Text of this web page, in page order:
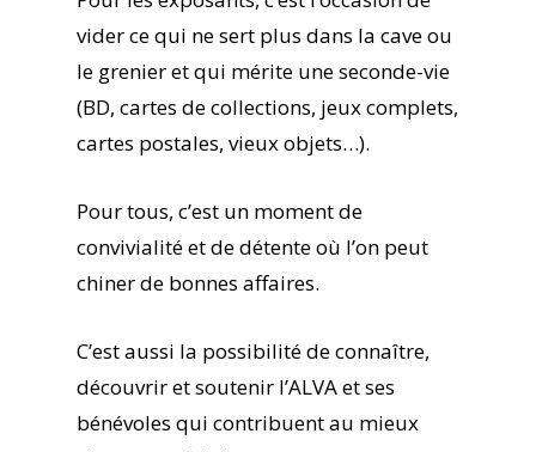
vider ce qui ne sert plus dans la cave ou
le grenier et qui mérite une seconde-vie
(BD, cartes de collections, jeux complets,
cartes postales, vieux objets…).
Pour tous, c’est un moment de
convivialité et de détente où l’on peut
chiner de bonnes affaires.
C’est aussi la possibilité de connaître,
découvrir et soutenir l’ALVA et ses
bénévoles qui contribuent au mieux